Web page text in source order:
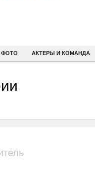
ФОТО АКТЕРЫ И КОМАНДА